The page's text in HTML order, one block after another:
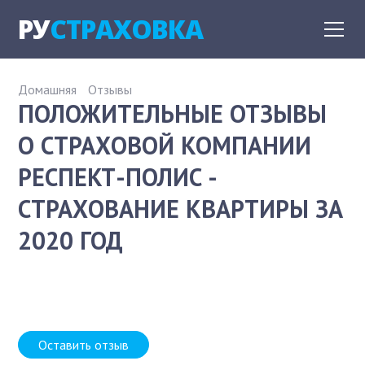
РУСТРАХОВКА
Домашняя Отзывы
ПОЛОЖИТЕЛЬНЫЕ ОТЗЫВЫ
О СТРАХОВОЙ КОМПАНИИ
РЕСПЕКТ-ПОЛИС -
СТРАХОВАНИЕ КВАРТИРЫ ЗА
2020 ГОД
Оставить отзыв